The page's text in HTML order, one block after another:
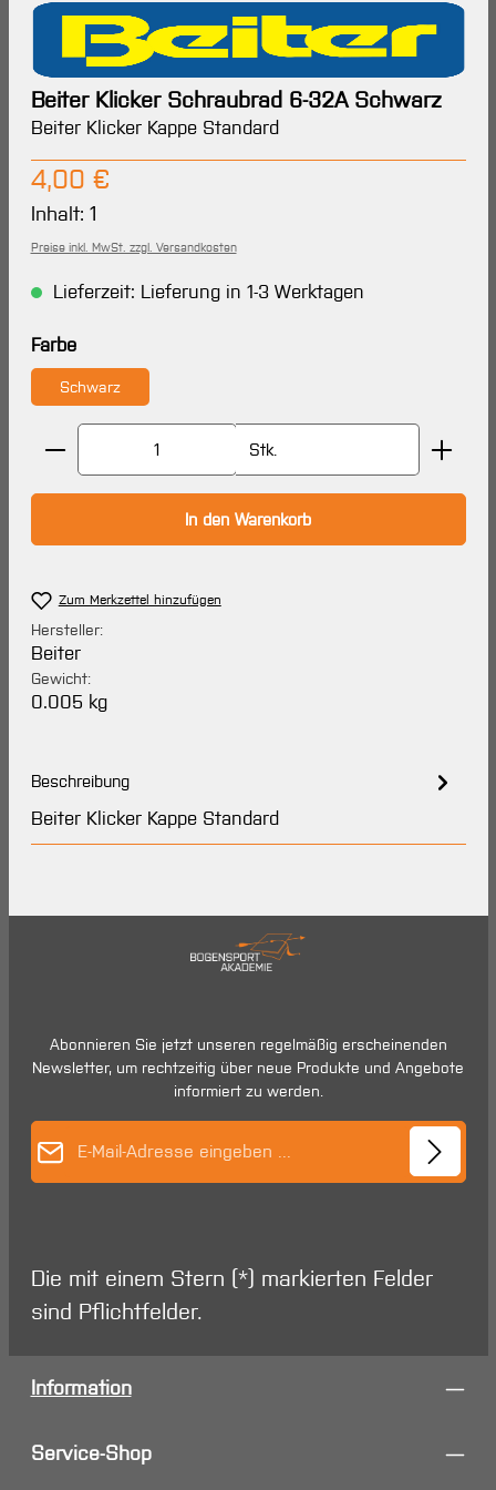
Beiter Klicker Schraubrad 6-32A Schwarz
Beiter Klicker Kappe Standard
Regulärer Preis:
4,00 €
Inhalt: 1
Preise inkl. MwSt. zzgl. Versandkosten
Lieferzeit: Lieferung in 1-3 Werktagen
Farbeauswählen
Schwarz
Produkt Anzahl: Gib den gewünschten Wert ein
Stk.
In den Warenkorb
Zum Merkzettel hinzufügen
Hersteller:
Beiter
Gewicht:
0.005 kg
Beschreibung
Beiter Klicker Kappe Standard
Abonnieren Sie jetzt unseren regelmäßig erscheinenden
Newsletter, um rechtzeitig über neue Produkte und Angebote
informiert zu werden.
Die mit einem Stern (*) markierten Felder
sind Pflichtfelder.
Information
Service-Shop